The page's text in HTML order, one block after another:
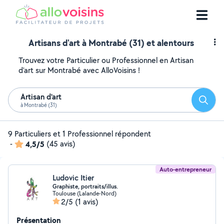
Artisans d'art à Montrabé (31) et alentours
Trouvez votre Particulier ou Professionnel en Artisan
d'art sur Montrabé avec AlloVoisins !
Artisan d'art
à Montrabé (31)
9 Particuliers et 1 Professionnel répondent
-
4,5/5 (45 avis)
Auto-entrepreneur
Ludovic Itier
Graphiste, portraits/illus.
Toulouse (Lalande-Nord)
2/5 (1 avis)
Présentation